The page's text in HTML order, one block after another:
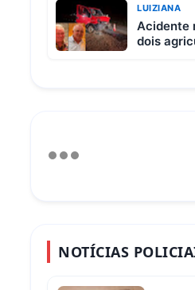
LUIZIANA
Acidente
dois
NOTÍCIAS